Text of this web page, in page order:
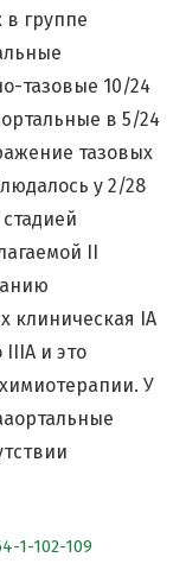
в группе
тазовые 10/24
в 5/24
тазовых
у 2/28
II
клиническая IA
и это
У
1-102-109